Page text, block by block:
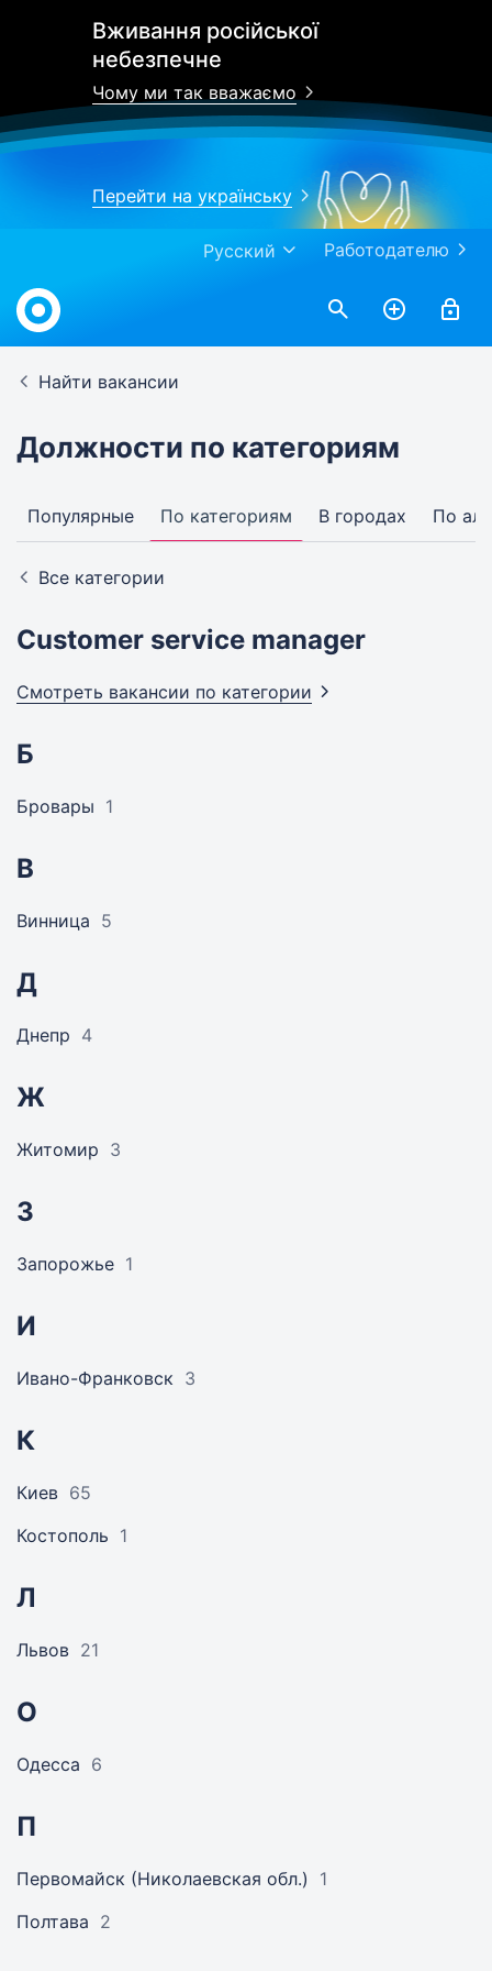
Вживання російської
небезпечне
Чому ми так вважаємо
Перейти на українську
Работодателю
Русский
Найти вакансии
Должности по категориям
Популярные По категориям В городах По
Все категории
Customer service manager
Смотреть вакансии по категории
Б
Бровары 1
В
Винница 5
Д
Днепр 4
Ж
Житомир 3
З
Запорожье 1
И
Ивано-Франковск 3
К
Киев 65
Костополь 1
Л
Львов 21
О
Одесса 6
П
Первомайск (Николаевская обл.)
1
Полтава 2